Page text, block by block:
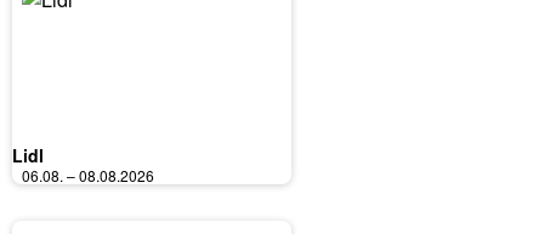
Lidl
06.08. – 08.08.2026